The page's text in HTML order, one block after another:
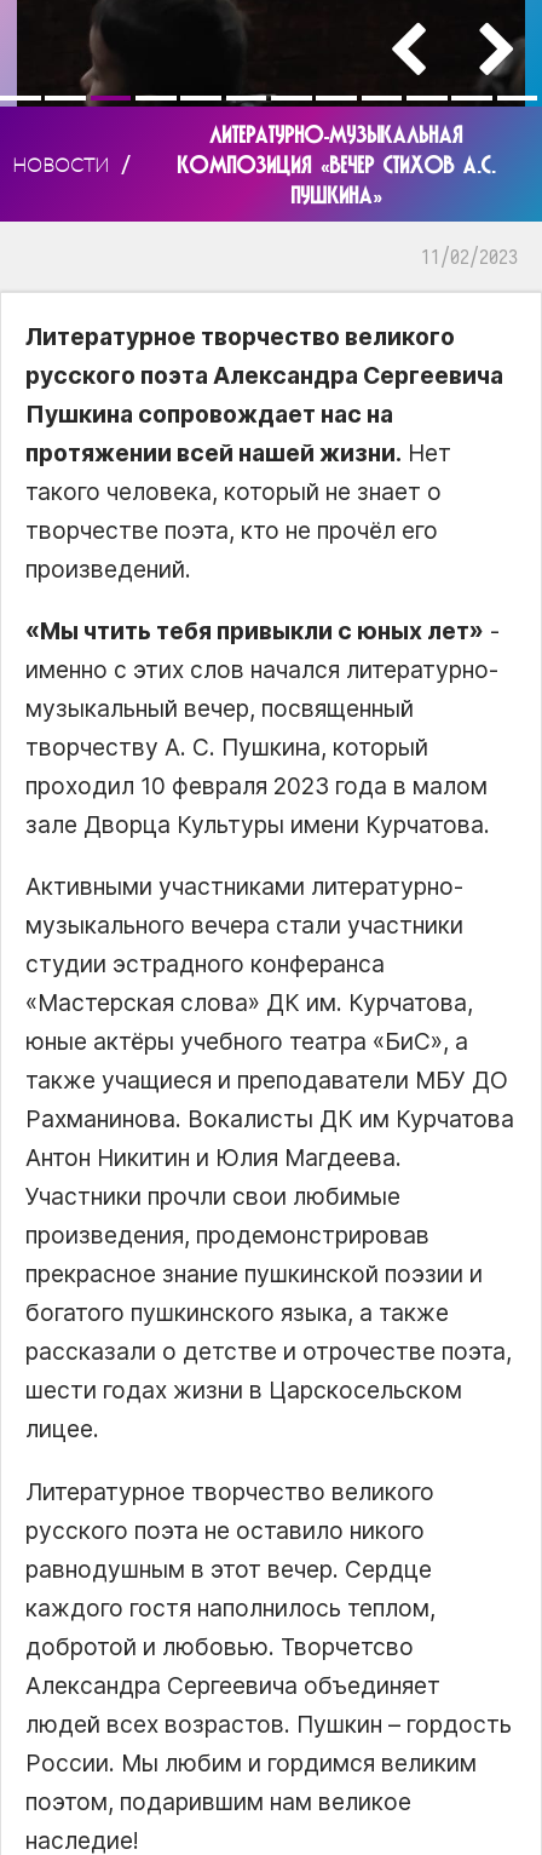
НОВОСТИ /
ЛИТЕРАТУРНО-МУЗЫКАЛЬНАЯ
КОМПОЗИЦИЯ «ВЕЧЕР СТИХОВ А.С.
ПУШКИНА»
11/02/2023
Литературное творчество великого
русского поэта Александра Сергеевича
Пушкина сопровождает нас на
протяжении всей нашей жизни. Нет
такого человека, который не знает о
творчестве поэта, кто не прочёл его
произведений.
«Мы чтить тебя привыкли с юных лет» -
именно с этих слов начался литературно-
музыкальный вечер, посвященный
творчеству А. С. Пушкина, который
проходил 10 февраля 2023 года в малом
зале Дворца Культуры имени Курчатова.
Активными участниками литературно-
музыкального вечера стали участники
студии эстрадного конферанса
«Мастерская слова» ДК им. Курчатова,
юные актёры учебного театра «БиС», а
также учащиеся и преподаватели МБУ ДО
Рахманинова. Вокалисты ДК им Курчатова
Антон Никитин и Юлия Магдеева.
Участники прочли свои любимые
произведения, продемонстрировав
прекрасное знание пушкинской поэзии и
богатого пушкинского языка, а также
рассказали о детстве и отрочестве поэта,
шести годах жизни в Царскосельском
лицее.
Литературное творчество великого
русского поэта не оставило никого
равнодушным в этот вечер. Сердце
каждого гостя наполнилось теплом,
добротой и любовью. Творчетсво
Александра Сергеевича объединяет
людей всех возрастов. Пушкин – гордость
России. Мы любим и гордимся великим
поэтом, подарившим нам великое
наследие!